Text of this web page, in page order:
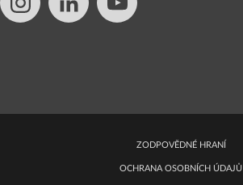
ZODPOVĚDNÉ HRANÍ
OCHRANA OSOBNÍCH ÚDAJŮ